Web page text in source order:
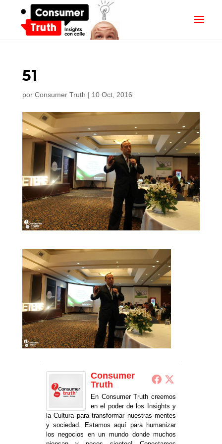
51
por Consumer Truth | 10 Oct, 2016
Consumer
Truth
En Consumer Truth creemos
en el poder de los Insights y
la Cultura para transformar nuestras mentes
y sociedad. Estamos aquí para humanizar
los negocios en un mundo donde muchos